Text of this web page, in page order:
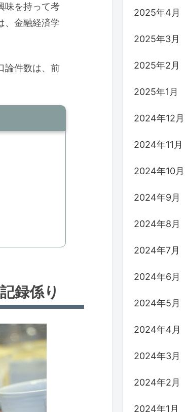
味を持って考
、金融経済学
論件数は、前
録係り
2025年4月
2025年3月
2025年2月
2025年1月
2024年12月
2024年11月
2024年10月
2024年9月
2024年8月
2024年7月
2024年6月
2024年5月
2024年4月
2024年3月
2024年2月
2024年1月